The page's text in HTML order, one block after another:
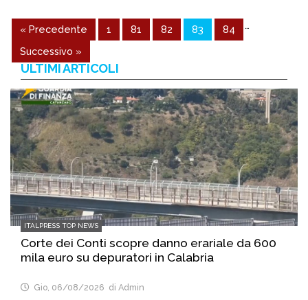
« Precedente 1 …
81 82 83
84
Successivo »
ULTIMI ARTICOLI
ITALPRESS TOP NEWS
Corte dei Conti scopre danno erariale da 600
mila euro su depuratori in Calabria
Gio, 06/08/2026 di Admin